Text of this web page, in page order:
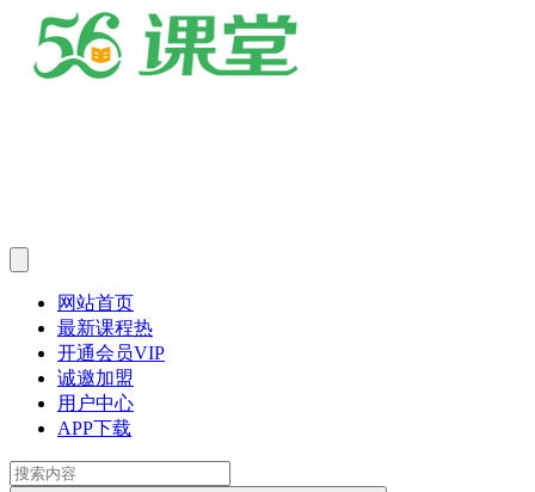
网站首页
最新课程热
开通会员VIP
诚邀加盟
用户中心
APP下载